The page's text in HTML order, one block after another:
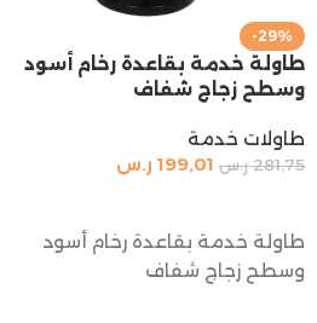
-29%
طاولة خدمة بقاعدة رخام أسود
وسطح زجاج شفاف
طاولات خدمة
281,75 ر.س 199,01 ر.س
طاولة خدمة بقاعدة رخام أسود
وسطح زجاج شفاف